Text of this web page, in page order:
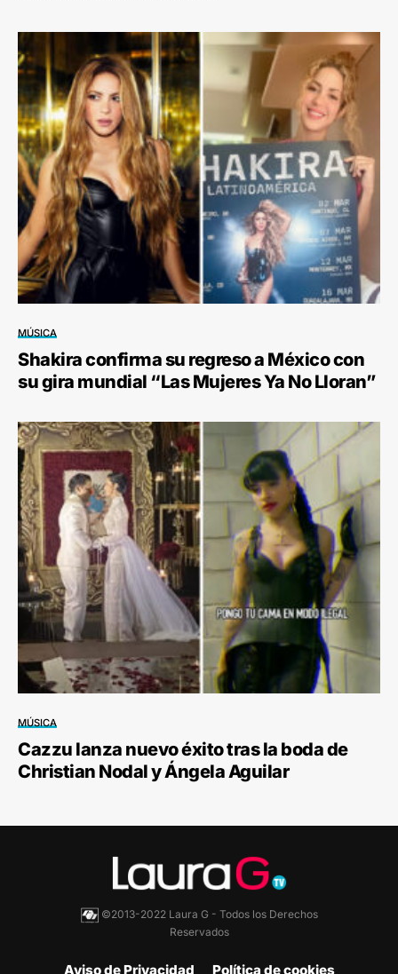
MÚSICA
Shakira confirma su regreso a México con
su gira mundial “Las Mujeres Ya No Lloran”
MÚSICA
Cazzu lanza nuevo éxito tras la boda de
Christian Nodal y Ángela Aguilar
©2013-2022 Laura G - Todos los Derechos
Reservados
Aviso de Privacidad Política de cookies